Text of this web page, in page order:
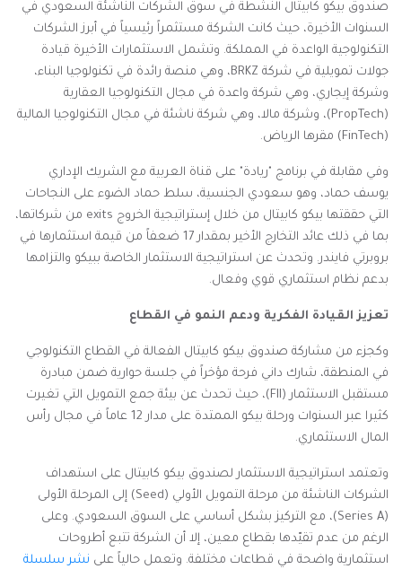
صندوق بيكو كابيتال النشطة في سوق الشركات الناشئة السعودي في
السنوات الأخيرة، حيث كانت الشركة مستثمراً رئيسياً في أبرز الشركات
التكنولوجية الواعدة في المملكة. وتشمل الاستثمارات الأخيرة قيادة
جولات تمويلية في شركة BRKZ، وهي منصة رائدة في تكنولوجيا البناء،
وشركة إيجاري، وهي شركة واعدة في مجال التكنولوجيا العقارية
(
PropTech)، وشركة مالا، وهي شركة ناشئة في مجال التكنولوجيا المالية
(
FinTech) مقرها الرياض.
وفي مقابلة في برنامج "ريادة" على قناة العربية مع الشريك الإداري
يوسف حماد، وهو سعودي الجنسية، سلط حماد الضوء على النجاحات
التي حققتها بيكو كابيتال من خلال إستراتيجية الخروج exits من شركاتها،
بما في ذلك عائد التخارج الأخير بمقدار 17 ضعفاً من قيمة استثمارها في
بروبرتي فايندر. وتحدث عن استراتيجية الاستثمار الخاصة ببيكو والتزامها
بدعم نظام استثماري قوي وفعال.
تعزيز القيادة الفكرية ودعم النمو في القطاع
وكجزء من مشاركة صندوق بيكو كابيتال الفعالة في القطاع التكنولوجي
في المنطقة، شارك داني فرحة مؤخراً في جلسة حوارية ضمن مبادرة
مستقبل الاستثمار (FII)، حيث تحدث عن بيئة جمع التمويل التي تغيرت
كثيرا عبر السنوات ورحلة بيكو الممتدة على مدار 12 عاماً في مجال رأس
المال الاستثماري.
وتعتمد استراتيجية الاستثمار لصندوق بيكو كابيتال على استهداف
الشركات الناشئة من مرحلة التمويل الأولي (Seed) إلى المرحلة الأولى
(
Series A)، مع التركيز بشكل أساسي على السوق السعودي. وعلى
الرغم من عدم تقيّدها بقطاع معين، إلا أن الشركة تتبع أطروحات
استثمارية واضحة في قطاعات مختلفة. وتعمل حالياً على نشر سلسلة